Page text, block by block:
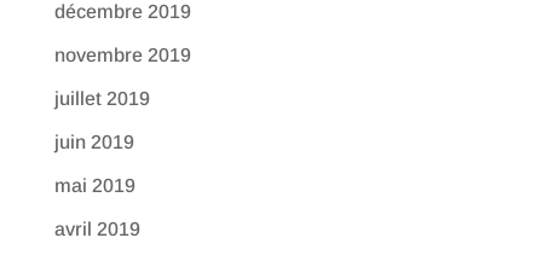
décembre 2019
novembre 2019
juillet 2019
juin 2019
mai 2019
avril 2019